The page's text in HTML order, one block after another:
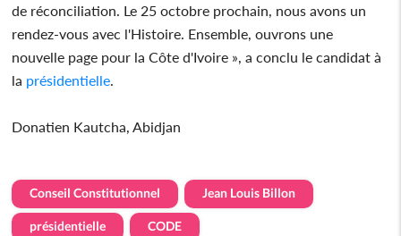
de réconciliation. Le 25 octobre prochain, nous avons un
rendez-vous avec l'Histoire. Ensemble, ouvrons une
nouvelle page pour la Côte d'Ivoire », a conclu le candidat à
la présidentielle.
Donatien Kautcha, Abidjan
Conseil Constitutionnel Jean Louis Billon
présidentielle CODE